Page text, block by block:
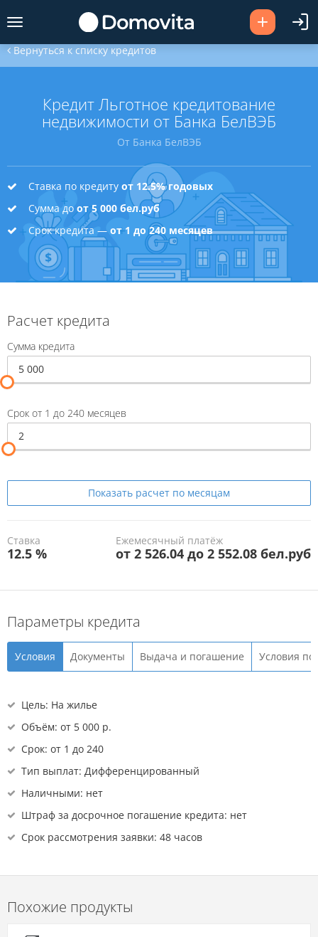
Вернуться к списку кредитов
Кредит Льготное кредитование
недвижимости от Банка БелВЭБ
От Банка БелВЭБ
Ставка по кредиту от 12.5% годовых
Сумма до от 5 000 бел.руб
Срок кредита — от 1 до 240 месяцев
Расчет кредита
Сумма кредита
Срок от 1 до 240 месяцев
Показать расчет по месяцам
Ставка
12.5 %
Ежемесячный платёж
от 2 526.04 до 2 552.08 бел.руб
Параметры кредита
Условия Документы Выдача и погашение Условия
Цель: На жилье
Объём: от 5 000 р.
Срок: от 1 до 240
Тип выплат: Дифференцированный
Наличными: нет
Штраф за досрочное погашение кредита: нет
Срок рассмотрения заявки: 48 часов
Похожие продукты